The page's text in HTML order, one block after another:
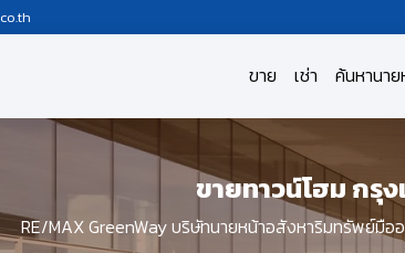
ขาย เช่า ค้นหานาย
ขายทาวน์โฮม กรุ
RE/MAX GreenWay บริษัทนายหน้าอสังหาริมทรัพย์มือ